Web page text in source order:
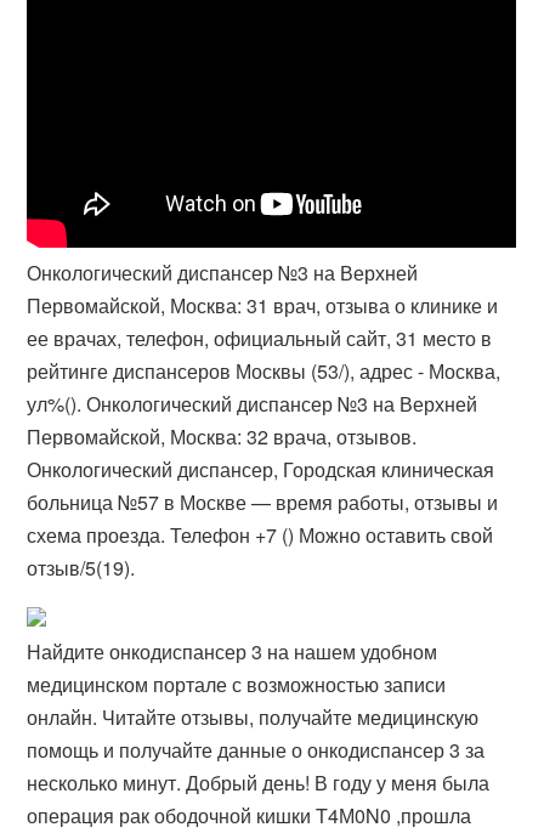
Онкологический диспансер №3 на Верхней
Первомайской, Москва: 31 врач, отзыва о клинике и
ее врачах, телефон, официальный сайт, 31 место в
рейтинге диспансеров Москвы (53/), адрес - Москва,
ул%(). Онкологический диспансер №3 на Верхней
Первомайской, Москва: 32 врача, отзывов.
Онкологический диспансер, Городская клиническая
больница №57 в Москве — время работы, отзывы и
схема проезда. Телефон +7 () Можно оставить свой
отзыв/5(19).
Найдите онкодиспансер 3 на нашем удобном
медицинском портале с возможностью записи
онлайн. Читайте отзывы, получайте медицинскую
помощь и получайте данные о онкодиспансер 3 за
несколько минут. Добрый день! В году у меня была
операция рак ободочной кишки T4М0N0 ,прошла